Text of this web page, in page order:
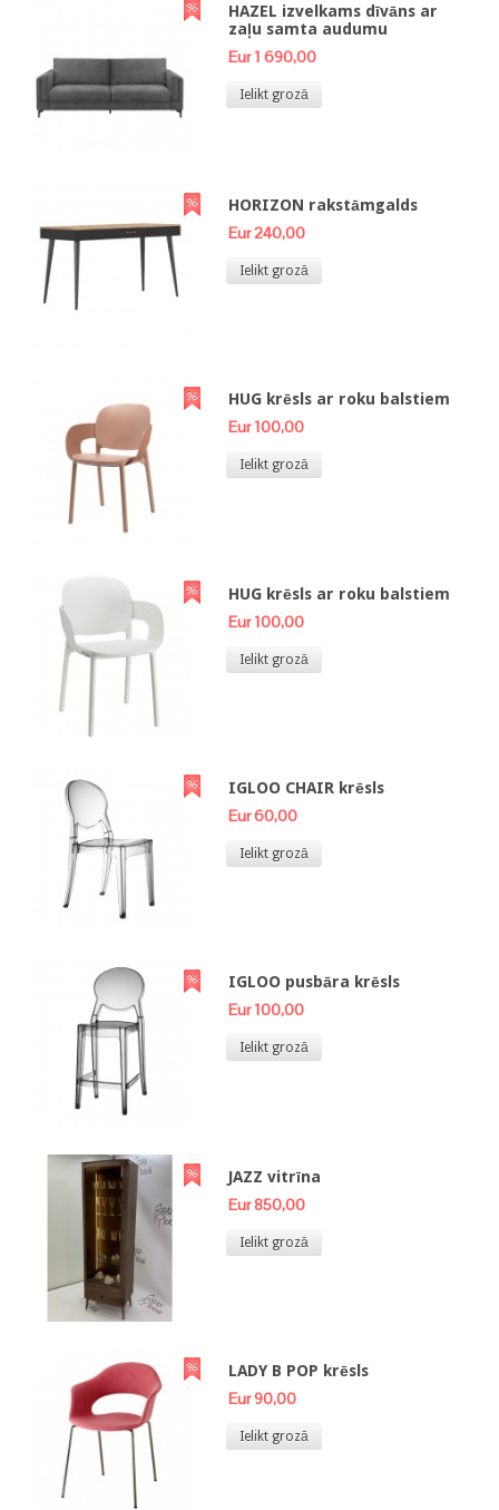
HAZEL izvelkams dīvāns ar
zaļu samta audumu
Eur 1 690,00
Ielikt grozā
HORIZON rakstāmgalds
Eur 240,00
Ielikt grozā
HUG krēsls ar roku balstiem
Eur 100,00
Ielikt grozā
HUG krēsls ar roku balstiem
Eur 100,00
Ielikt grozā
IGLOO CHAIR krēsls
Eur 60,00
Ielikt grozā
IGLOO pusbāra krēsls
Eur 100,00
Ielikt grozā
JAZZ vitrīna
Eur 850,00
Ielikt grozā
LADY B POP krēsls
Eur 90,00
Ielikt grozā